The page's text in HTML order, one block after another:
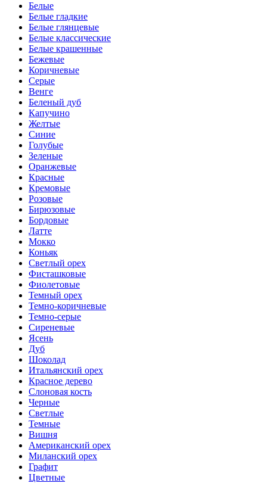
Белые
Белые гладкие
Белые глянцевые
Белые классические
Белые крашенные
Бежевые
Коричневые
Серые
Венге
Беленый дуб
Капучино
Желтые
Синие
Голубые
Зеленые
Оранжевые
Красные
Кремовые
Розовые
Бирюзовые
Бордовые
Латте
Мокко
Коньяк
Светлый орех
Фисташковые
Фиолетовые
Темный орех
Темно-коричневые
Темно-серые
Сиреневые
Ясень
Дуб
Шоколад
Итальянский орех
Красное дерево
Слоновая кость
Черные
Светлые
Темные
Вишня
Американский орех
Миланский орех
Графит
Цветные